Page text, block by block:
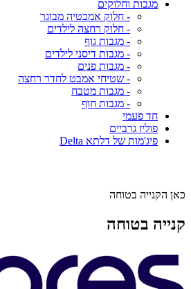
מגבות וחלוקים
- חלוק אמבטיה מבוגר
- חלוק רחצה לילדים
- מגבות גוף
- מגבות דיסני לילדים
- מגבות פנים
- שטיחי אמבט לחדר רחצה
- מגבות מטבח
- מגבות חוף
חד פעמי
פוליז גרביים
פיג'מות של דלתא Delta
כאן הקנייה בטוחה
קנייה בטוחה